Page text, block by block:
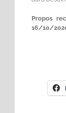
Propos
16/10/